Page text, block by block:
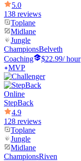
5.0
138 reviews
Toplane
Midlane
Jungle
ChampionsBelveth
Coaching
$22.99/ hour
MVP
Online
StepBack
4.9
128 reviews
Toplane
Jungle
Midlane
ChampionsRiven